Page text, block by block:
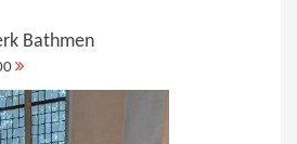
Bathmen